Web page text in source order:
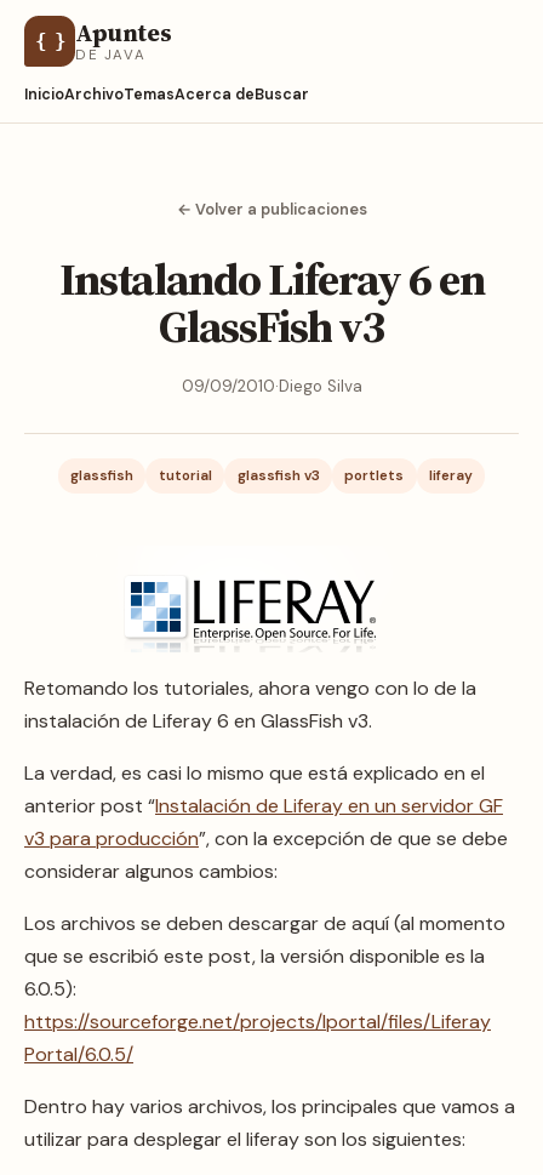
{ } Apuntes
DE JAVA
InicioArchivoTemasAcerca deBuscar
← Volver a publicaciones
Instalando Liferay 6 en
GlassFish v3
09/09/2010·Diego Silva
glassfish tutorial glassfish v3 portlets liferay
Retomando los tutoriales, ahora vengo con lo de la
instalación de Liferay 6 en GlassFish v3.
La verdad, es casi lo mismo que está explicado en el
anterior post “Instalación de Liferay en un servidor GF
v3 para producción”, con la excepción de que se debe
considerar algunos cambios:
Los archivos se deben descargar de aquí (al momento
que se escribió este post, la versión disponible es la
6.0.5):
https://sourceforge.net/projects/lportal/files/Liferay
Portal/6.0.5/
Dentro hay varios archivos, los principales que vamos a
utilizar para desplegar el liferay son los siguientes: